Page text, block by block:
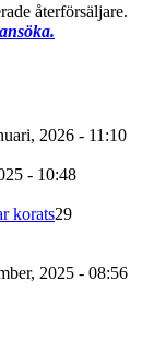
återförsäljare.
2026 - 11:10
- 10:48
korats29
2025 - 08:56